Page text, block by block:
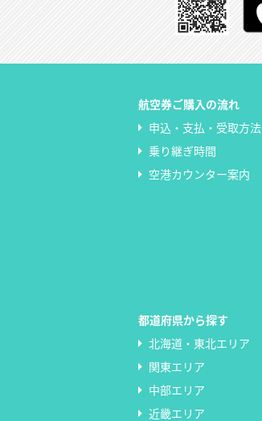
航空券ご購入の流れ
申込・支払・受取方法
乗り継ぎ時間
空港カウンター案内
都道府県から探す
北海道・東北エリア
関東エリア
中部エリア
近畿エリア